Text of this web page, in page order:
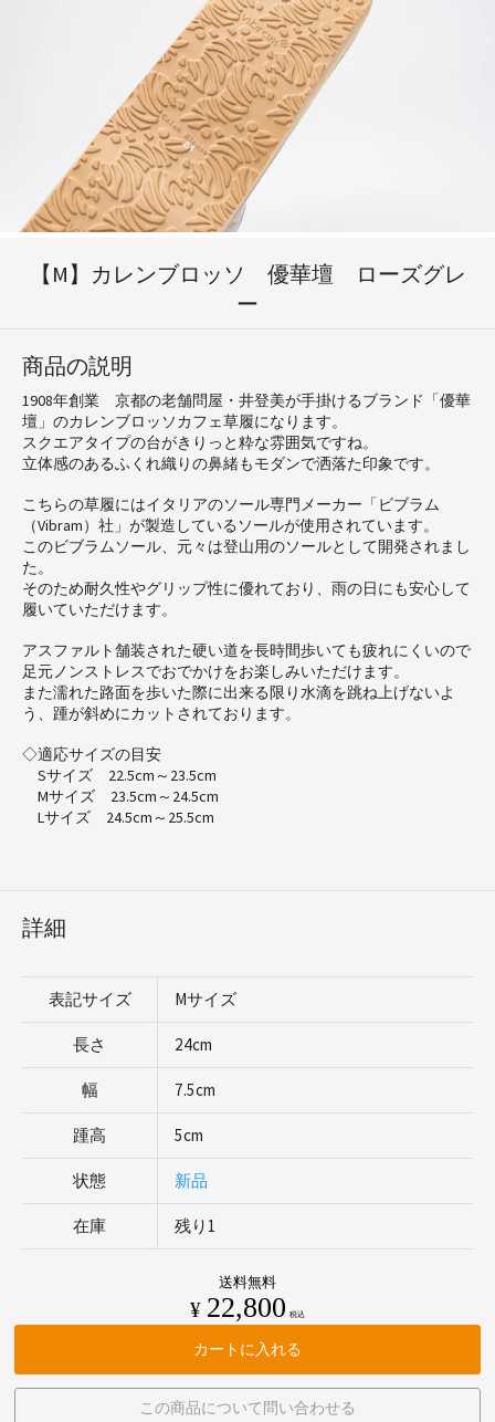
【M】カレンブロッソ 優華壇 ローズグレ
ー
商品の説明
1908年創業 京都の老舗問屋・井登美が手掛けるブランド「優華
壇」のカレンブロッソカフェ草履になります。
スクエアタイプの台がきりっと粋な雰囲気ですね。
立体感のあるふくれ織りの鼻緒もモダンで洒落た印象です。
こちらの草履にはイタリアのソール専門メーカー「ビブラム
（Vibram）社」が製造しているソールが使用されています。
このビブラムソール、元々は登山用のソールとして開発されまし
た。
そのため耐久性やグリップ性に優れており、雨の日にも安心して
履いていただけます。
アスファルト舗装された硬い道を長時間歩いても疲れにくいので
足元ノンストレスでおでかけをお楽しみいただけます。
また濡れた路面を歩いた際に出来る限り水滴を跳ね上げないよ
う、踵が斜めにカットされております。
◇適応サイズの目安
Sサイズ 22.5cm～23.5cm
Mサイズ 23.5cm～24.5cm
Lサイズ 24.5cm～25.5cm
詳細
表記サイズ Mサイズ
長さ 24cm
幅 7.5cm
踵高 5cm
状態 新品
在庫 残り1
送料無料
¥ 22,800 税込
カートに入れる
この商品について問い合わせる